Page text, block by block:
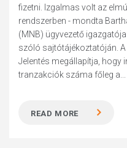
fizetni. Izgalmas volt az
rendszerben - mondta
(MNB) ügyvezető
szóló sajtótájékoztatóján.
Jelentés megállapítja, hogy
tranzakciók száma főleg a...
READ MORE